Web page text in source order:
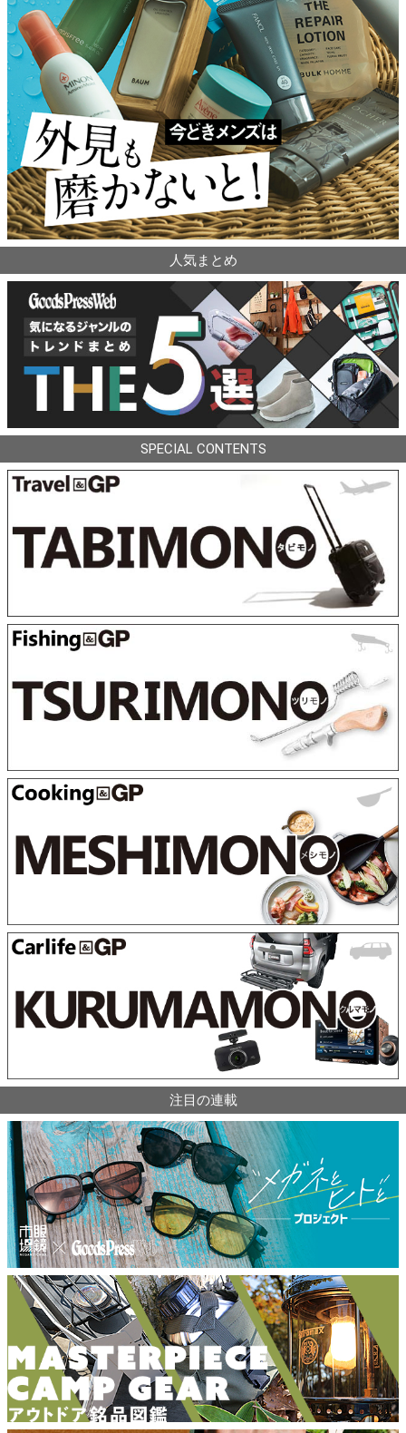
人気まとめ
SPECIAL CONTENTS
注目の連載